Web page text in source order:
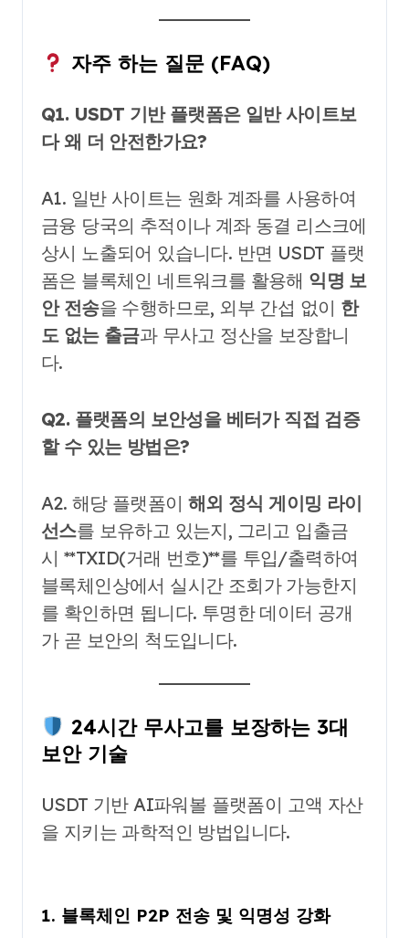
자주 하는 질문 (FAQ)
Q1. USDT 기반 플랫폼은 일반 사이트보
다 왜 더 안전한가요?
A1. 일반 사이트는 원화 계좌를 사용하여
금융 당국의 추적이나 계좌 동결 리스크에
상시 노출되어 있습니다. 반면 USDT 플랫
폼은 블록체인 네트워크를 활용해 익명 보
안 전송을 수행하므로, 외부 간섭 없이 한
도 없는 출금과 무사고 정산을 보장합니
다.
Q2. 플랫폼의 보안성을 베터가 직접 검증
할 수 있는 방법은?
A2. 해당 플랫폼이 해외 정식 게이밍 라이
선스를 보유하고 있는지, 그리고 입출금
시 **TXID(거래 번호)**를 투입/출력하여
블록체인상에서 실시간 조회가 가능한지
를 확인하면 됩니다. 투명한 데이터 공개
가 곧 보안의 척도입니다.
24시간 무사고를 보장하는 3대
보안 기술
USDT 기반 AI파워볼 플랫폼이 고액 자산
을 지키는 과학적인 방법입니다.
1. 블록체인 P2P 전송 및 익명성 강화